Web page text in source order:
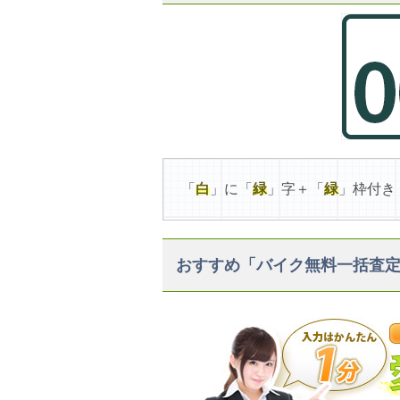
「 白 」に「 緑 」字＋「 緑 」枠付き
おすすめ「バイク無料一括査